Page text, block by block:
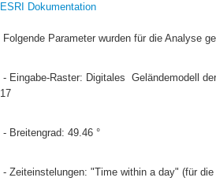
ESRI Dokumentation
Folgende Parameter wurden für die Analyse
17
- Breitengrad: 49.46 °
- Zeiteinstelungen: "Time within a day" (für